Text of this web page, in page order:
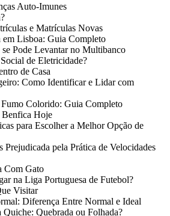
Auto-Imunes
e Matrículas Novas
Lisboa: Guia Completo
Pode Levantar no Multibanco
de Eletricidade?
de Casa
Como Identificar e Lidar com
Colorido: Guia Completo
Benfica Hoje
para Escolher a Melhor Opção de
pela Prática de Velocidades
Com Gato
na Liga Portuguesa de Futebol?
Visitar
Diferença Entre Normal e Ideal
Quebrada ou Folhada?